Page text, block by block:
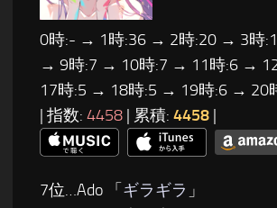
0時:- → 1時:36 → 2時:20 → 3時
→ 9時:7 → 10時:7 → 11時:6 →
17時:5 → 18時:5 → 19時:6 →
| 指数: 4458 | 累積: 4458 |
7位…Ado 「 ギラギラ 」